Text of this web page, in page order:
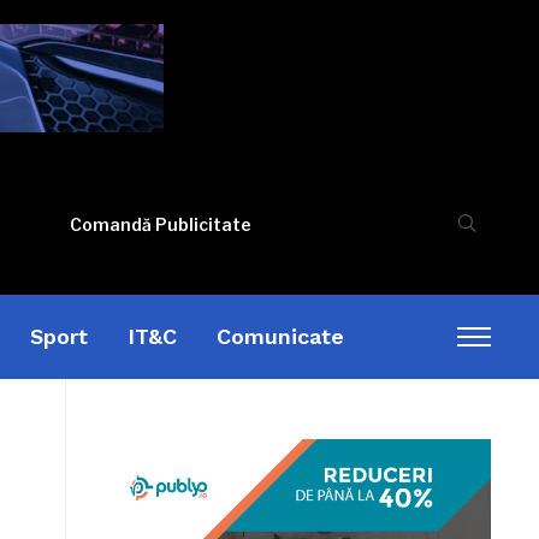
Comandă Publicitate
Sport IT&C Comunicate